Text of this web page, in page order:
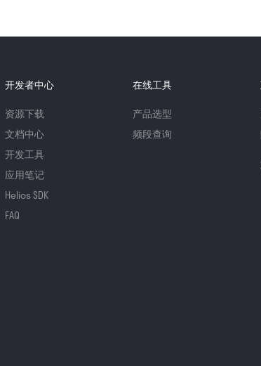
开发者中心
资源下载
文档中心
开发工具
应用笔记
Helios SDK
FAQ
在线工具
产品选型
频段查询